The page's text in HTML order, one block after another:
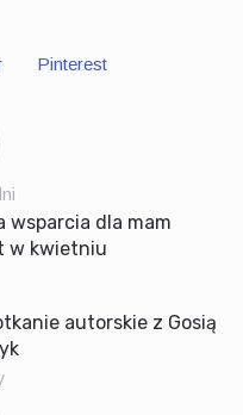
Pinterest
wsparcia dla mam
w kwietniu
autorskie z Gosią